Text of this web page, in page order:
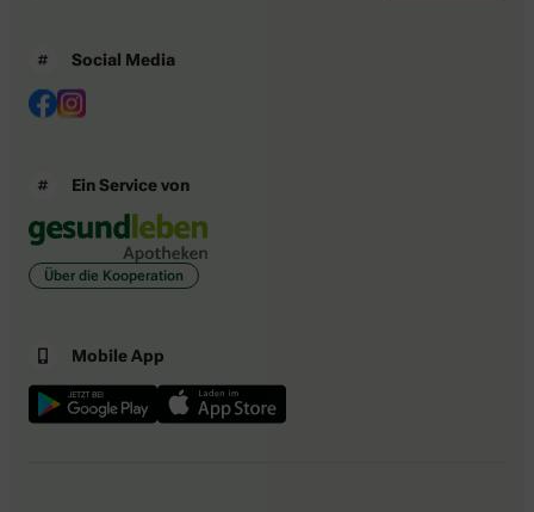
Social Media
Ein Service von
Über die Kooperation
Mobile App